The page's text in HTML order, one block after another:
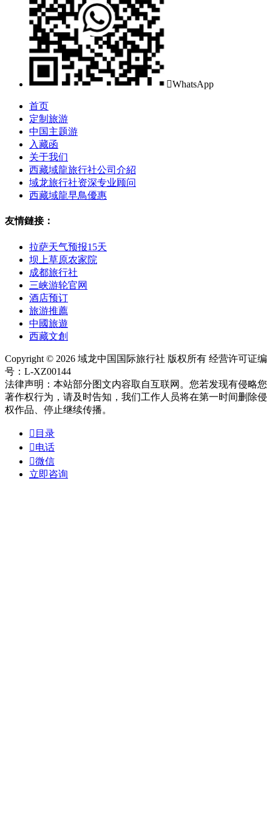
WhatsApp
首页
定制旅游
中国主题游
入藏函
关于我们
西藏域龍旅行社公司介紹
域龙旅行社资深专业顾问
西藏域龍早鳥優惠
友情鏈接：
拉萨天气预报15天
坝上草原农家院
成都旅行社
三峡游轮官网
酒店预订
旅游推薦
中國旅遊
西藏文創
Copyright © 2026 域龙中国国际旅行社 版权所有 经营许可证编
号：L-XZ00144
法律声明：本站部分图文内容取自互联网。您若发现有侵略您
著作权行为，请及时告知，我们工作人员将在第一时间删除侵
权作品、停止继续传播。
 目录
电话
微信
立即咨询